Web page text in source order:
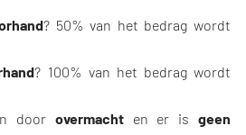
? 50% van het bedrag wordt
? 100% van het bedrag wordt
door overmachten er isgeen